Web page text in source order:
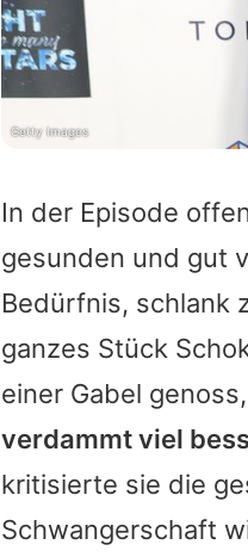
In der Episode
gesunden und gut
Bedürfnis, schlank
ganzes Stück
einer Gabel
verdammt viel
kritisierte sie die
Schwangerschaft
Getty Images